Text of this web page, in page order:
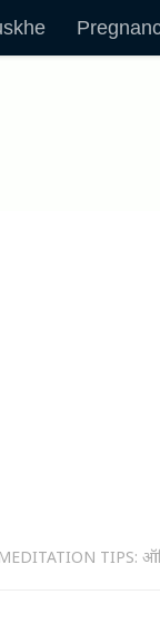
TIPS: